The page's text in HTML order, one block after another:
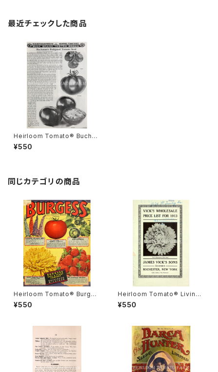
最近チェックした商品
Heirloom Tomato® Buchan
an's Late Bonny Best=Bon
ny Best エアルーム・トマト・ブ
¥550
同じカテゴリの商品
Heirloom Tomato® Burges
s' Early Hybrid A エアルー
ム・トマト・バーゲス・アーリー・
¥550
Heirloom Tomato® Livings
ton's Crimson Globe エアル
ーム・トマト・リビングストンズ・
¥550